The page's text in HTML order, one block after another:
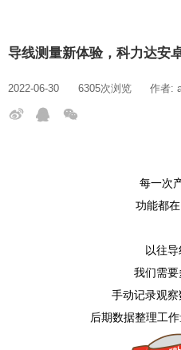
导线测量新体验，科力达安
2022-06-30 6305次浏览 作者:
每一次
功能都在
以往
我们需
手动记录观
后期数据整理工作